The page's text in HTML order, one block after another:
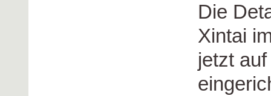
Die
Xintai
jetzt